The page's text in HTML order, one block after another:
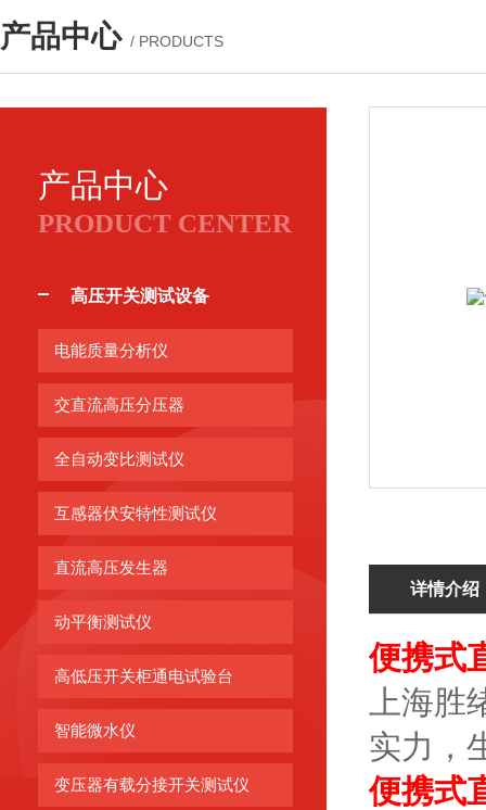
产品中心 / PRODUCTS
产品中心
PRODUCT CENTER
高压开关测试设备
电能质量分析仪
交直流高压分压器
全自动变比测试仪
互感器伏安特性测试仪
直流高压发生器
动平衡测试仪
高低压开关柜通电试验台
智能微水仪
变压器有载分接开关测试仪
详情介绍
便携式
上海
实力，
便携式